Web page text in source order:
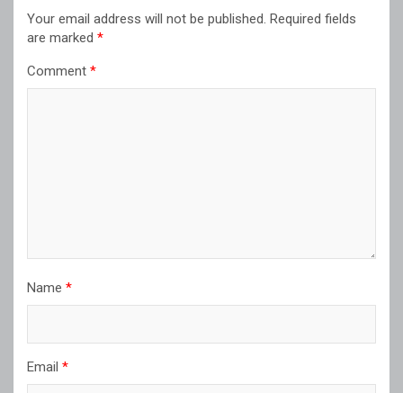
Your email address will not be published. Required fields
are marked *
Comment *
Name *
Email *